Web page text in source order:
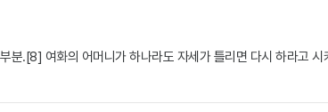
분.[8] 여화의 어머니가 하나라도 자세가 틀리면 다시 하라고